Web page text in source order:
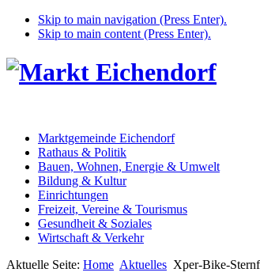
Skip to main navigation (Press Enter).
Skip to main content (Press Enter).
Marktgemeinde Eichendorf
Rathaus & Politik
Bauen, Wohnen, Energie & Umwelt
Bildung & Kultur
Einrichtungen
Freizeit, Vereine & Tourismus
Gesundheit & Soziales
Wirtschaft & Verkehr
Aktuelle Seite: Home Aktuelles Xper-Bike-